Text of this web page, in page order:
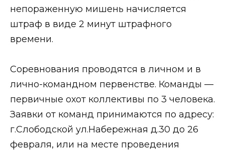
непораженную мишень начисляется
штраф в виде 2 минут штрафного
времени.
Соревнования проводятся в личном и в
лично-командном первенстве. Команды —
первичные охот коллективы по 3 человека.
Заявки от команд принимаются по адресу:
г.Слободской ул.Набережная д.30 до 26
февраля, или на месте проведения